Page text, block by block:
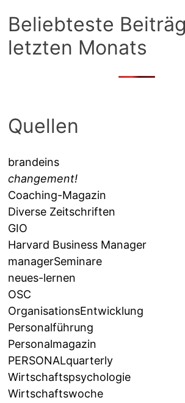
Beliebteste
letzten Monats
Quellen
brandeins
changement!
Coaching-Magazin
Diverse Zeitschriften
GIO
Harvard Business Manager
managerSeminare
neues-lernen
OSC
OrganisationsEntwicklung
Personalführung
Personalmagazin
PERSONALquarterly
Wirtschaftspsychologie
Wirtschaftswoche